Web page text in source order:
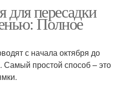
пересадки
Полное
с начала октября до
Самый простой способ – это